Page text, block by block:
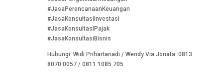
#JasaPerencanaanKeuangan
#JasaKonsultasiInvestasi
#JasaKonsultasiPajak
#JasaKonsultasiBisnis
Hubungi: Widi Prihartanadi / Wendy Via Jonata :0813
8070 0057 / 0811 1085 705